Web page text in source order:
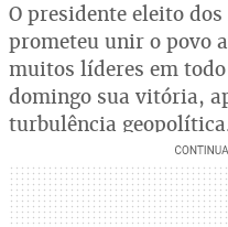
O presidente eleito
prometeu unir o povo
muitos líderes em
domingo sua vitória,
turbulência